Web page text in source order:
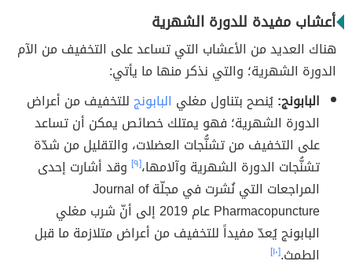
أعشاب مفيدة للدورة الشهرية
هناك العديد من الأعشاب التي تساعد على التخفيف من الآم
الدورة الشهرية؛ والتي نذكر منها ما يأتي:
البابونج:يُنصح بتناول مغلي البابونجللتخفيف من أعراض
الدورة الشهرية؛ فهو يمتلك خصائص يمكن أن تساعد
على التخفيف من تشنُّجات العضلات، والتقليل من شدّة
تشنُّجات الدورة الشهرية وآلامها،[٩] وقد أشارت إحدى
المراجعات التي نُشرت في مجلّة Journal of
Pharmacopuncture عام 2019 إلى أنّ شرب مغلي
البابونج يُعدّ مفيداً للتخفيف من أعراض متلازمة ما قبل
الطمث.[١٠]